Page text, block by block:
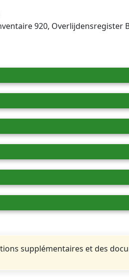
920, Overlijdensregister
supplémentaires et des